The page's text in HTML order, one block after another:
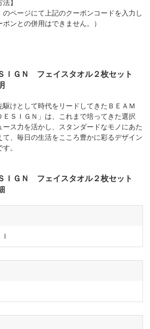
】
のページにて上記のクーポンコードを入力し
ンとの併用はできません。）
ＩＧＮ フェイスタオル２枚セット
駆けとして時代をリードしてきたＢＥＡＭ
ＳＩＧＮ」は、これまで培ってきた選択
ース力を活かし、スタンダードなモノにあた
て、毎日の生活をこころ豊かに彩るデザイン
。
ＩＧＮ フェイスタオル２枚セット